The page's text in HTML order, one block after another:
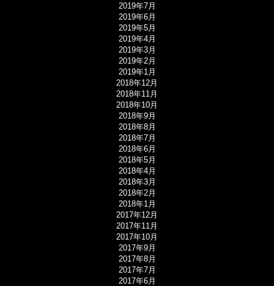
2019年7月
2019年6月
2019年5月
2019年4月
2019年3月
2019年2月
2019年1月
2018年12月
2018年11月
2018年10月
2018年9月
2018年8月
2018年7月
2018年6月
2018年5月
2018年4月
2018年3月
2018年2月
2018年1月
2017年12月
2017年11月
2017年10月
2017年9月
2017年8月
2017年7月
2017年6月